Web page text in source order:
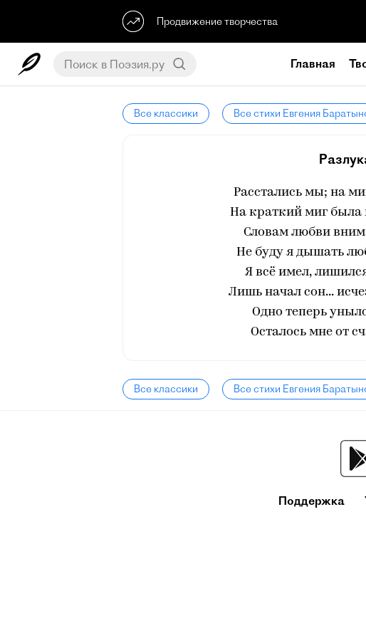
Продвижение творчества
Главная
Все классики Все стихи Евгения
Расстались мы; на
На краткий миг
Словам любви
Не буду я дышать
Я всё имел,
Лишь начал сон...
Одно теперь
Осталось мне от
Все классики Все стихи Евгения
Поддержка